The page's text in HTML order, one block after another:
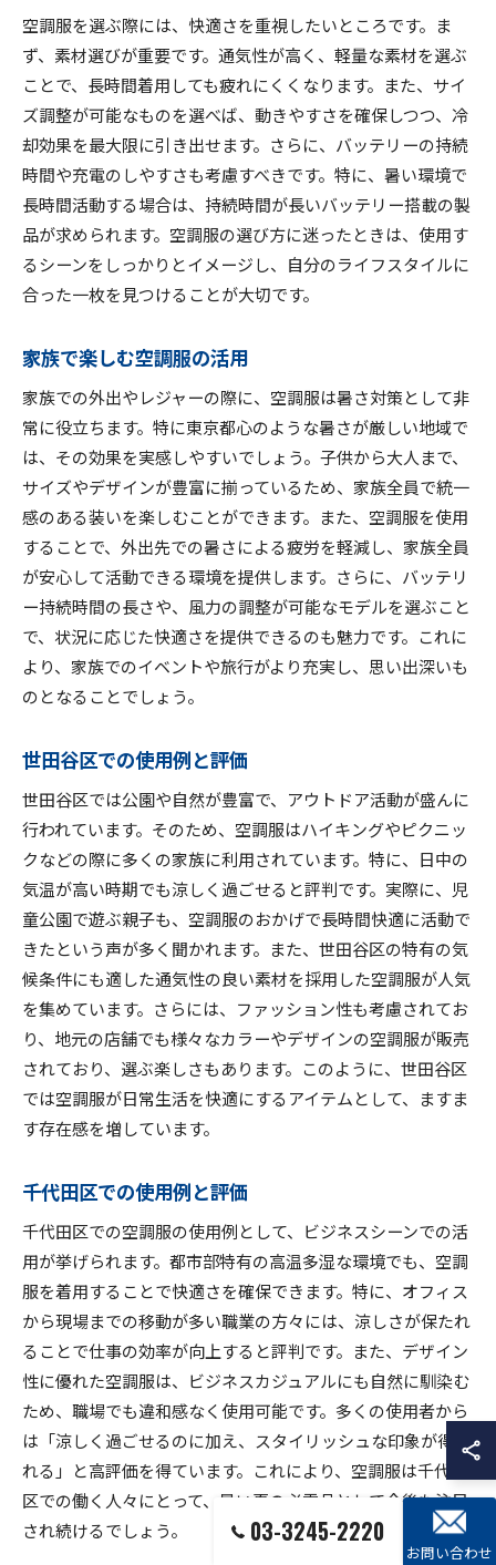
空調服を選ぶ際には、快適さを重視したいところです。ま
ず、素材選びが重要です。通気性が高く、軽量な素材を選ぶ
ことで、長時間着用しても疲れにくくなります。また、サイ
ズ調整が可能なものを選べば、動きやすさを確保しつつ、冷
却効果を最大限に引き出せます。さらに、バッテリーの持続
時間や充電のしやすさも考慮すべきです。特に、暑い環境で
長時間活動する場合は、持続時間が長いバッテリー搭載の製
品が求められます。空調服の選び方に迷ったときは、使用す
るシーンをしっかりとイメージし、自分のライフスタイルに
合った一枚を見つけることが大切です。
家族で楽しむ空調服の活用
家族での外出やレジャーの際に、空調服は暑さ対策として非
常に役立ちます。特に東京都心のような暑さが厳しい地域で
は、その効果を実感しやすいでしょう。子供から大人まで、
サイズやデザインが豊富に揃っているため、家族全員で統一
感のある装いを楽しむことができます。また、空調服を使用
することで、外出先での暑さによる疲労を軽減し、家族全員
が安心して活動できる環境を提供します。さらに、バッテリ
ー持続時間の長さや、風力の調整が可能なモデルを選ぶこと
で、状況に応じた快適さを提供できるのも魅力です。これに
より、家族でのイベントや旅行がより充実し、思い出深いも
のとなることでしょう。
世田谷区での使用例と評価
世田谷区では公園や自然が豊富で、アウトドア活動が盛んに
行われています。そのため、空調服はハイキングやピクニッ
クなどの際に多くの家族に利用されています。特に、日中の
気温が高い時期でも涼しく過ごせると評判です。実際に、児
童公園で遊ぶ親子も、空調服のおかげで長時間快適に活動で
きたという声が多く聞かれます。また、世田谷区の特有の気
候条件にも適した通気性の良い素材を採用した空調服が人気
を集めています。さらには、ファッション性も考慮されてお
り、地元の店舗でも様々なカラーやデザインの空調服が販売
されており、選ぶ楽しさもあります。このように、世田谷区
では空調服が日常生活を快適にするアイテムとして、ますま
す存在感を増しています。
千代田区での使用例と評価
千代田区での空調服の使用例として、ビジネスシーンでの活
用が挙げられます。都市部特有の高温多湿な環境でも、空調
服を着用することで快適さを確保できます。特に、オフィス
から現場までの移動が多い職業の方々には、涼しさが保たれ
ることで仕事の効率が向上すると評判です。また、デザイン
性に優れた空調服は、ビジネスカジュアルにも自然に馴染む
ため、職場でも違和感なく使用可能です。多くの使用者から
は「涼しく過ごせるのに加え、スタイリッシュな印象が得ら
れる」と高評価を得ています。これにより、空調服は千代田
区での働く人々にとって、暑い夏の必需品として今後も注目
され続けるでしょう。
03-3245-2220
お問い合わせ